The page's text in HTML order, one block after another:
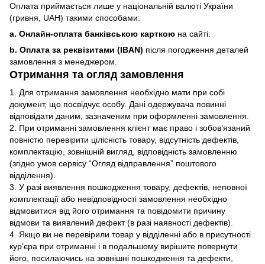
Оплата приймається лише у національній валюті України
(гривня, UAH) такими способами:
a. Онлайн-оплата банківською карткою на сайті.
b. Оплата за реквізитами (IBAN) після погодження деталей
замовлення з менеджером.
Отримання та огляд замовлення
1. Для отримання замовлення необхідно мати при собі
документ, що посвідчує особу. Дані одержувача повинні
відповідати даним, зазначеним при оформленні замовлення.
2. При отриманні замовлення клієнт має право і зобов’язаний
повністю перевірити цілісність товару, відсутність дефектів,
комплектацію, зовнішній вигляд, відповідність замовленню
(згідно умов сервісу “Огляд відправлення” поштового
відділення).
3. У разі виявлення пошкодження товару, дефектів, неповної
комплектації або невідповідності замовлення необхідно
відмовитися від його отримання та повідомити причину
відмови та виявлений дефект (в разі наявності дефектів).
4. Якщо ви не перевірили товар у відділенні або в присутності
кур’єра при отриманні і в подальшому вирішите повернути
його, посилаючись на зовнішні пошкодження та дефекти,